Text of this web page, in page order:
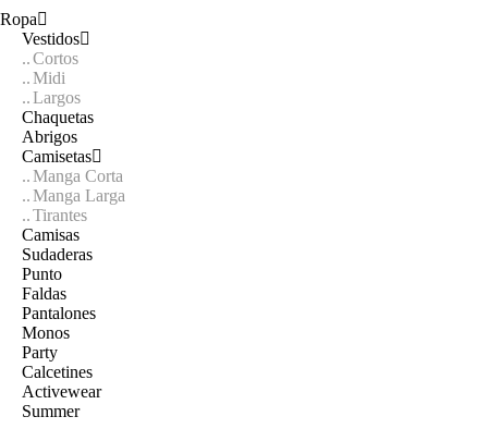
Ropa
Vestidos
Cortos
Midi
Largos
Chaquetas
Abrigos
Camisetas
Manga Corta
Manga Larga
Tirantes
Camisas
Sudaderas
Punto
Faldas
Pantalones
Monos
Party
Calcetines
Activewear
Summer